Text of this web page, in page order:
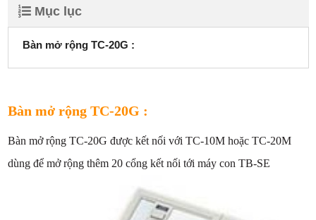
Mục lục
Bàn mở rộng TC-20G :
Bàn mở rộng TC-20G :
Bàn mở rộng TC-20G được kết nối với TC-10M hoặc TC-20M
dùng để mở rộng thêm 20 cổng kết nối tới máy con TB-SE